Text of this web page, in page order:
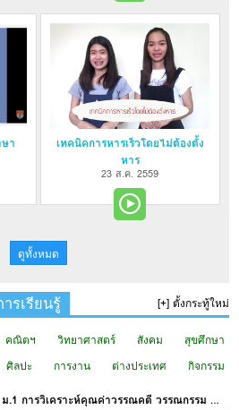
า
เทคนิคการหารเร็วโดยไม่ต้องตั้ง
หาร
23 ส.ค. 2559
ดูทั้งหมด
รเรียนรู้ [+] ตั้งกระทู้ใหม่
คณิตฯ วิทยาศาสตร์ สังคม
สุขศึกษา
ศิลปะ
การงาน ต่างประเทศ กิจกรรม
.1 การวิเคราะห์คุณค่าวรรณคดี วรรณกรรม